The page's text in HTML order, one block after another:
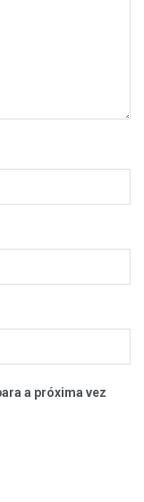
a próxima vez